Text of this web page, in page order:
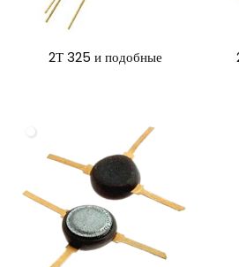
2Т 325 и подобные